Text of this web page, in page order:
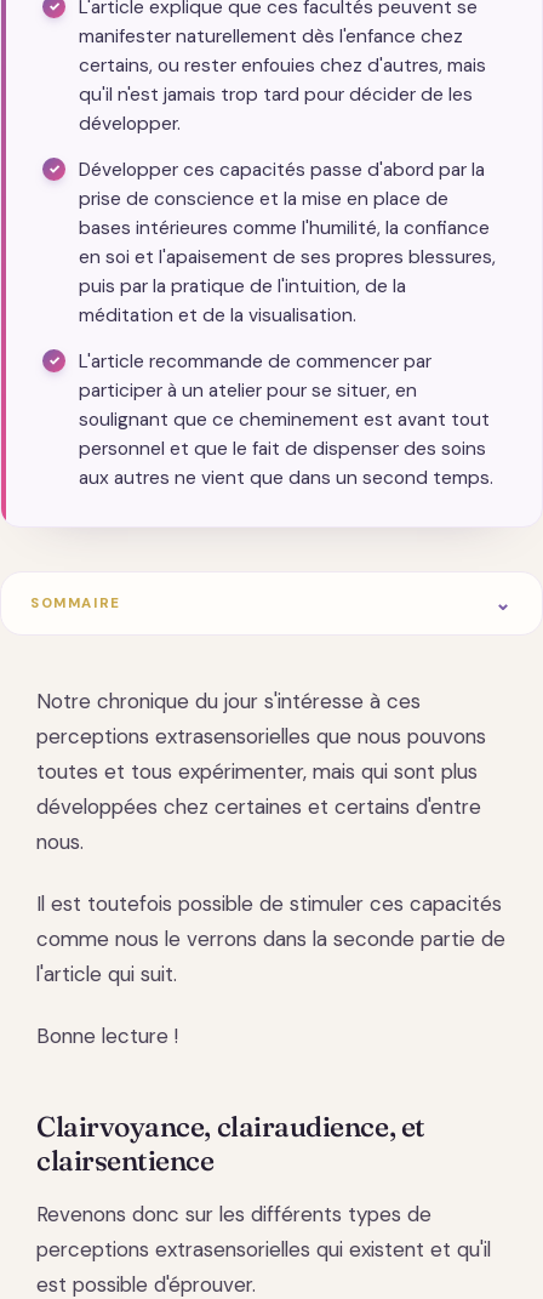
L'article explique que ces facultés peuvent se
manifester naturellement dès l'enfance chez
certains, ou rester enfouies chez d'autres, mais
qu'il n'est jamais trop tard pour décider de les
développer.
Développer ces capacités passe d'abord par la
prise de conscience et la mise en place de
bases intérieures comme l'humilité, la confiance
en soi et l'apaisement de ses propres blessures,
puis par la pratique de l'intuition, de la
méditation et de la visualisation.
L'article recommande de commencer par
participer à un atelier pour se situer, en
soulignant que ce cheminement est avant tout
personnel et que le fait de dispenser des soins
aux autres ne vient que dans un second temps.
SOMMAIRE
Notre chronique du jour s'intéresse à ces
perceptions extrasensorielles que nous pouvons
toutes et tous expérimenter, mais qui sont plus
développées chez certaines et certains d'entre
nous.
Il est toutefois possible de stimuler ces capacités
comme nous le verrons dans la seconde partie de
l'article qui suit.
Bonne lecture !
Clairvoyance, clairaudience, et
clairsentience
Revenons donc sur les différents types de
perceptions extrasensorielles qui existent et qu'il
est possible d'éprouver.